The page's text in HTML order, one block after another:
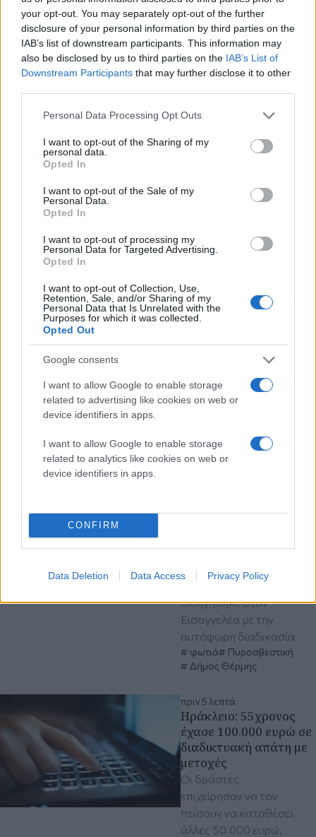
your opt-out. You may separately opt-out of the further
disclosure of your personal information by third parties on the
IAB’s list of downstream participants. This information may
also be disclosed by us to third parties on the IAB’s List of
Downstream Participants that may further disclose it to other
Please note that this website/app uses one or more Google
not limited to your visit or usage behaviour. You may click to
grant or deny consent to Google and its third-party tags to
use your data for below specified purposes in below Google
consent section.
Personal Data Processing Opt Outs
I want to opt-out of the Sharing of my
personal data.
Opted In
I want to opt-out of the Sale of my
Personal Data.
Opted In
I want to opt-out of processing my
Personal Data for Targeted Advertising.
Opted In
I want to opt-out of Collection, Use,
Retention, Sale, and/or Sharing of my
Personal Data that Is Unrelated with the
Purposes for which it was collected.
Opted Out
Google consents
I want to allow Google to enable storage
related to advertising like cookies on web or
device identifiers in apps.
I want to allow Google to enable storage
related to analytics like cookies on web or
device identifiers in apps.
CONFIRM
Data Deletion Data Access Privacy Policy
Διαβάστε περισσότερα
προκλήθηκε η
πυρκαγιά
Οδηγήθηκε στον
Εισαγγελέα με την
αυτόφωρη διαδικασία
φωτιά
Πυροσβεστική
Δήμος Θέρμης
πριν 5 λεπτά
Ηράκλειο: 55χρονος
έχασε 100.000 ευρώ σε
διαδικτυακή απάτη με
μετοχές
Οι δράστες
επιχείρησαν να τον
πείσουν να καταθέσει
άλλες 50.000 ευρώ,